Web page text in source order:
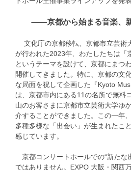
――京都から始まる音楽、
文化庁の京都移転、京都市立芸術
が行われた2023年、わたしたちは「
というテーマを設けて、京都にまつ
開催してきました。特に、京都の文
な局面を祝して企画した『Kyoto
は、京都市内にある11の名所で無料
山のお客さまに京都市立芸術大学ゆ
介することができました。この一年
多種多様な「出会い」が生まれたこ
感じています。
京都コンサートホールでの“新たな
ではありません。EXPO 大阪・関西